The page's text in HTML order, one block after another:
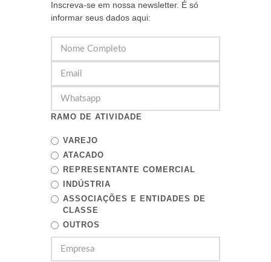
Inscreva-se em nossa newsletter. É só
informar seus dados aqui:
RAMO DE ATIVIDADE
VAREJO
ATACADO
REPRESENTANTE COMERCIAL
INDÚSTRIA
ASSOCIAÇÕES E ENTIDADES DE
CLASSE
OUTROS